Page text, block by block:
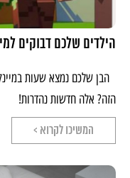
הילדים שלכם דבוקים
הבן שלכם נמצא שעות
הזה? אלה חדשות נהדרות!
המשיכו לקרוא >